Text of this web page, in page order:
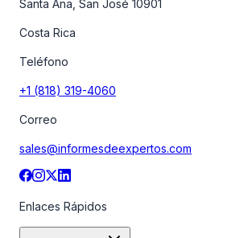
Santa Ana, San José 10901
Costa Rica
Teléfono
+1 (818) 319-4060
Correo
sales@informesdeexpertos.com
Enlaces Rápidos